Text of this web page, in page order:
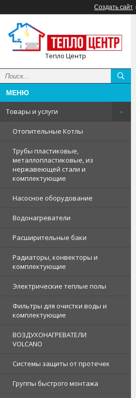
Создать сайт
Тепло Центр
Товары и услуги
Отопительные Котлы
Трубы пластиковые,
металлопластиковые, из
нержавеющей стали и
комплектующие
Насосное оборудование
Водонагреватели
Расширительные баки
Радиаторы, конвекторы и
комплектующие
Электрические теплые полы
Фильтры для очистки воды и
комплектующие
ВОЗДУХОНАГРЕВАТЕЛИ
VOLCANO
Системы защиты от протечек
Группы быстрого монтажа